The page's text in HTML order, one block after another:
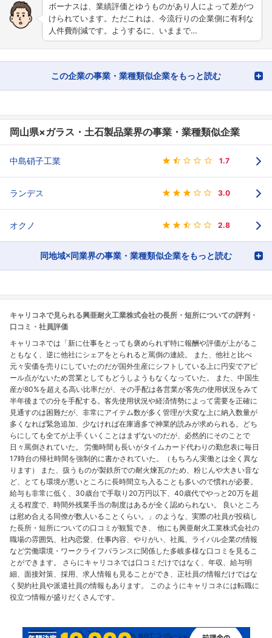
ボーナスは、業績評価とゆうものがあり人によって差がつ
けられています。ただこれは、今流行りの企業側に有利な
人件費削減です。ようするに、いままで…
この企業の事業・業種類似企業をもっと読む
岡山県×ガラス・土石製品業界の事業・業種類似企業
中島硝子工業 1.7
ランデス 3.0
オクノ 2.8
同地域×同業界の事業・業種類似企業をもっと読む
キャリコネで見られる興亜耐火工業株式会社の長所・短所についての評判・
口コミ・社員評価
キャリコネでは「新に仕事をとっても褒められず特に報酬や評価が上がるこ
ともなく、逆に他社にシェアをとられると罵倒の連続。 また、他社と比べ
元々安価を売りにしていたのだが国外生産にシフトしている上に円安でアピ
ール点がないため営業としてもどうしようもなくなっていた。 また、中国生
産が80%を超える高い比率だが、その手配は各営業が客先の使用状況をみて
半年後までの分を手配する。客先使用状況や経済情勢によって需要を正確に
見通すのは困難だが、非常にアイテム数が多く管理が大変な上に納入数量が
多くなれば緊急追加、少なければ在庫過多で神業的読みが求められる。どち
らにしても全てが上手くいくことはまずないのだが、必然的にそのことで
日々罵倒されていた。 労働時間も長いがタイムカード代わりの勤怠表に毎日
17時台の帰社時間を強制的に書かされていた。（もちろん実働とは全く異な
ります） また、扱うものが製鉄所での耐火煉瓦のため、粉じんや大きい音な
ど、とても環境が悪いところに長時間立ち入ることも多いので慣れが必要。
給与も非常に低く、30歳台で手取り20万円以下、40歳代でやっと20万を超
える程度で、時間外残業手当の制度はあるが全く認められない。 良いところ
は慰め合える同僚が数人いることくらい。」のような、実際の社員が投稿し
た長所・短所についての口コミが観覧でき、 他にも興亜耐火工業株式会社の
職場の雰囲気、社内恋愛、仕事内容、やりがい、社風、ライバル企業の情報
など労働環境・ワークライフバランスに関係した多岐多様な口コミを見るこ
とができます。 さらにキャリコネでは口コミだけではなく、年収、給与明
細、面接対策、採用、求人情報も見ることができ、正社員の情報だけではな
く契約社員や派遣社員の情報もあります。 このようにキャリコネには転職に
役立つ情報が盛りだくさんです。